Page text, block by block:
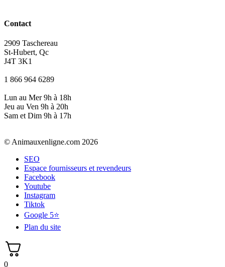
Contact
2909 Taschereau
St-Hubert, Qc
J4T 3K1
1 866 964 6289
Lun au Mer 9h à 18h
Jeu au Ven 9h à 20h
Sam et Dim 9h à 17h
© Animauxenligne.com 2026
SEO
Espace fournisseurs et revendeurs
Facebook
Youtube
Instagram
Tiktok
Google 5⭐
Plan du site
0